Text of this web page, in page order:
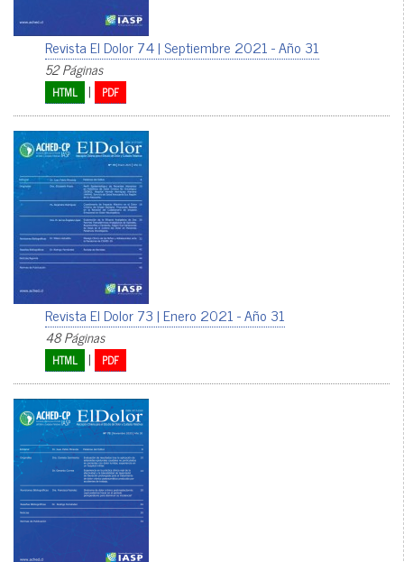
Revista El Dolor 74 | Septiembre 2021 - Año 31
52 Páginas
HTML | PDF
Revista El Dolor 73 | Enero 2021 - Año 31
48 Páginas
HTML | PDF